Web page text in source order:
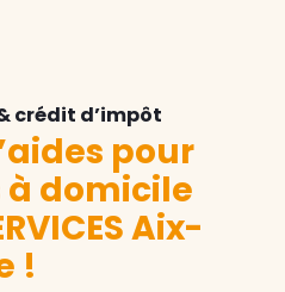
crédit d’impôt
pour
à domicile
Aix-
!